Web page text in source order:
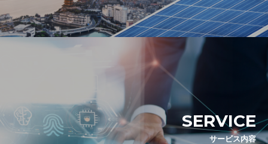
SERVICE
サービス内容